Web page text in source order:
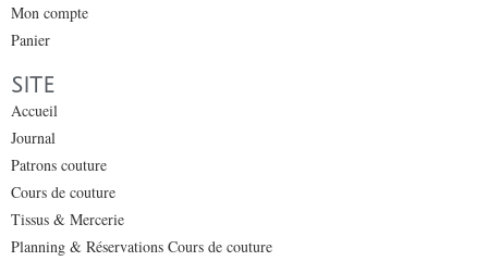
Mon compte
Panier
SITE
Accueil
Journal
Patrons couture
Cours de couture
Tissus & Mercerie
Planning & Réservations Cours de couture